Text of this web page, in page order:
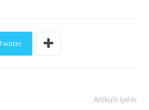
Artikulli tjetër